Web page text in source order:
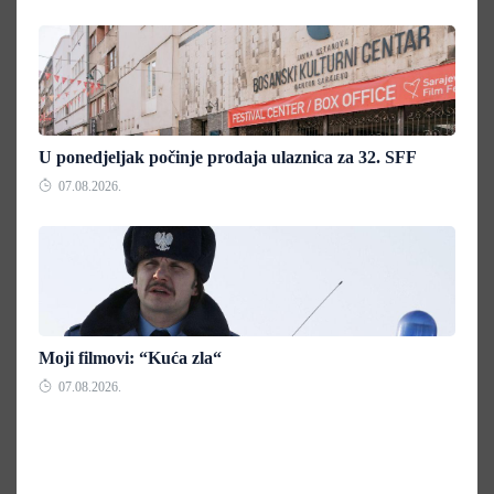
U ponedjeljak počinje prodaja ulaznica za 32. SFF
07.08.2026.
Moji filmovi: “Kuća zla“
07.08.2026.